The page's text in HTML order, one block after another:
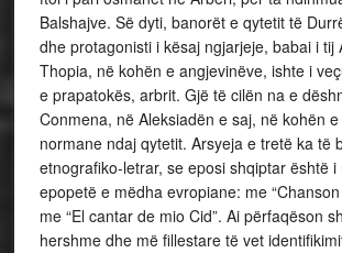
Balshajve. Së dyti, banorët e qytetit të
dhe protagonisti i kësaj ngjarjeje, babai i tij
Thopia, në kohën e angjevinëve, ishte i
e prapatokës, arbrit. Gjë të cilën na e
Conmena, në Aleksiadën e saj, në kohën
normane ndaj qytetit. Arsyeja e tretë ka të
etnografiko-letrar, se eposi shqiptar është
epopetë e mëdha evropiane: me
me “El cantar de mio Cid”. Ai përfaqëson
hershme dhe më fillestare të vet